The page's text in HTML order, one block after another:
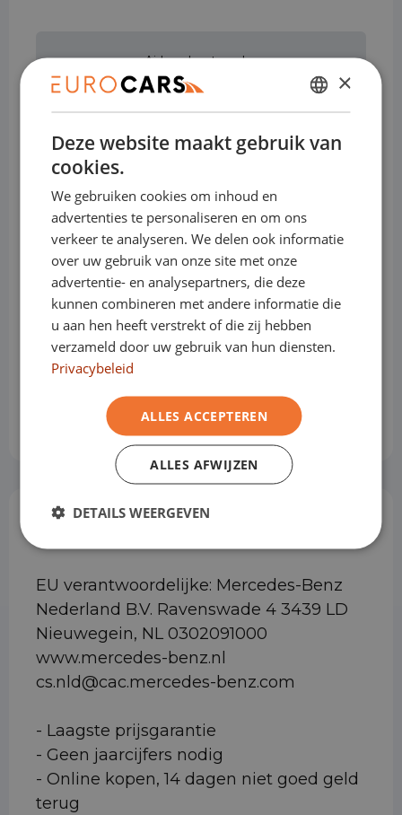
Airbag bestuurder
Airbag passagier
Airconditioning
Alarmsysteem
Alarmsysteem klasse I
Alle opties bekijken
EU verantwoordelijke: Mercedes-Benz
Nederland B.V. Ravenswade 4 3439 LD
Nieuwegein, NL 0302091000
www.mercedes-benz.nl
cs.nld@cac.mercedes-benz.com
- Laagste prijsgarantie
- Geen jaarcijfers nodig
- Online kopen, 14 dagen niet goed geld
terug
DUTCH
ENGLISH
×
Deze website maakt gebruik van
cookies.
We gebruiken cookies om inhoud en
advertenties te personaliseren en om ons
verkeer te analyseren. We delen ook informatie
over uw gebruik van onze site met onze
advertentie- en analysepartners, die deze
kunnen combineren met andere informatie die
u aan hen heeft verstrekt of die zij hebben
verzameld door uw gebruik van hun diensten.
Privacybeleid
ALLES ACCEPTEREN
ALLES AFWIJZEN
DETAILS WEERGEVEN